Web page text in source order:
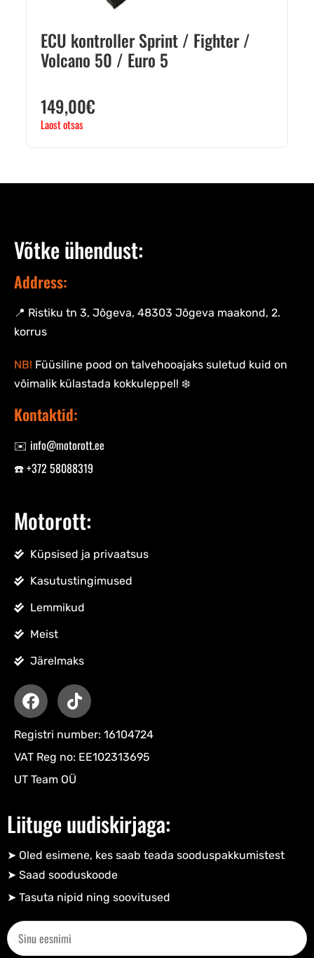
ECU kontroller Sprint / Fighter /
Volcano 50 / Euro 5
149,00€
Laost otsas
Võtke ühendust:
Address:
📍 Ristiku tn 3, Jõgeva, 48303 Jõgeva maakond, 2.
korrus
NB! Füüsiline pood on talvehooajaks suletud kuid on
võimalik külastada kokkuleppel! ❄️
Kontaktid:
✉️ info@motorott.ee
☎️ +372 58088319
Motorott:
Küpsised ja privaatsus
Kasutustingimused
Lemmikud
Meist
Järelmaks
Registri number: 16104724
VAT Reg no: EE102313695
UT Team OÜ
Liituge uudiskirjaga:
➤ Oled esimene, kes saab teada sooduspakkumistest
➤ Saad sooduskoode​
➤ Tasuta nipid ning soovitused​